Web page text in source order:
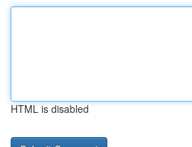
HTML is disabled